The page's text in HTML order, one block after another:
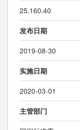
25.160.40
发布日期
2019-08-30
实施日期
2020-03-01
主管部门